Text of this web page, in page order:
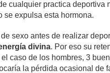
cualquier practica deportiva
se expulsa esta hormona.
sexo antes de realizar
divina. Por eso su
caso de los hombres, 3
la pérdida ocasional de